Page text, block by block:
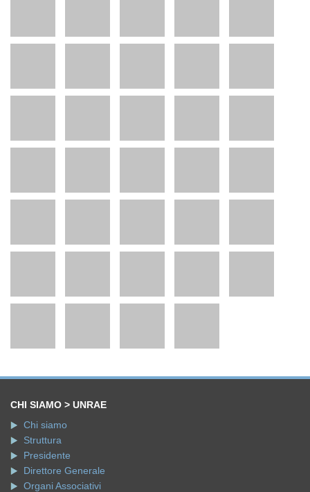
CHI SIAMO > UNRAE
Chi siamo
Struttura
Presidente
Direttore Generale
Organi Associativi